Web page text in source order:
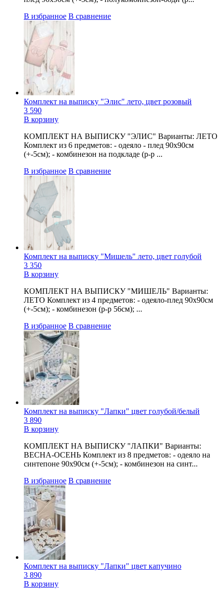
В избранное В сравнение
Комплект на выписку "Элис" лето, цвет розовый
3 590
В корзину
КОМПЛЕКТ НА ВЫПИСКУ "ЭЛИС" Варианты: ЛЕТО
Комплект из 6 предметов: - одеяло - плед 90х90см
(+-5см); - комбинезон на подкладе (р-р ...
В избранное В сравнение
Комплект на выписку "Мишель" лето, цвет голубой
3 350
В корзину
КОМПЛЕКТ НА ВЫПИСКУ "МИШЕЛЬ" Варианты:
ЛЕТО Комплект из 4 предметов: - одеяло-плед 90х90см
(+-5см); - комбинезон (р-р 56см); ...
В избранное В сравнение
Комплект на выписку "Лапки" цвет голубой/белый
3 890
В корзину
КОМПЛЕКТ НА ВЫПИСКУ "ЛАПКИ" Варианты:
ВЕСНА-ОСЕНЬ Комплект из 8 предметов: - одеяло на
синтепоне 90х90см (+-5см); - комбинезон на синт...
В избранное В сравнение
Комплект на выписку "Лапки" цвет капучино
3 890
В корзину